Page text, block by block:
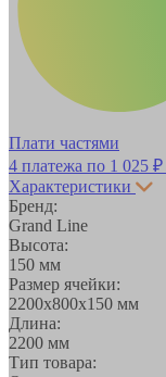
Плати частями
4 платежа по 1 025 ₽
Характеристики
Бренд:
Grand Line
Высота:
150 мм
Размер ячейки:
2200х800х150 мм
Длина:
2200 мм
Тип товара: